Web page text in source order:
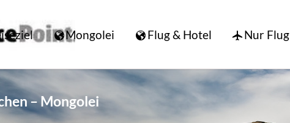
Mongolei Flug & Hotel Nur Flug
– Mongolei